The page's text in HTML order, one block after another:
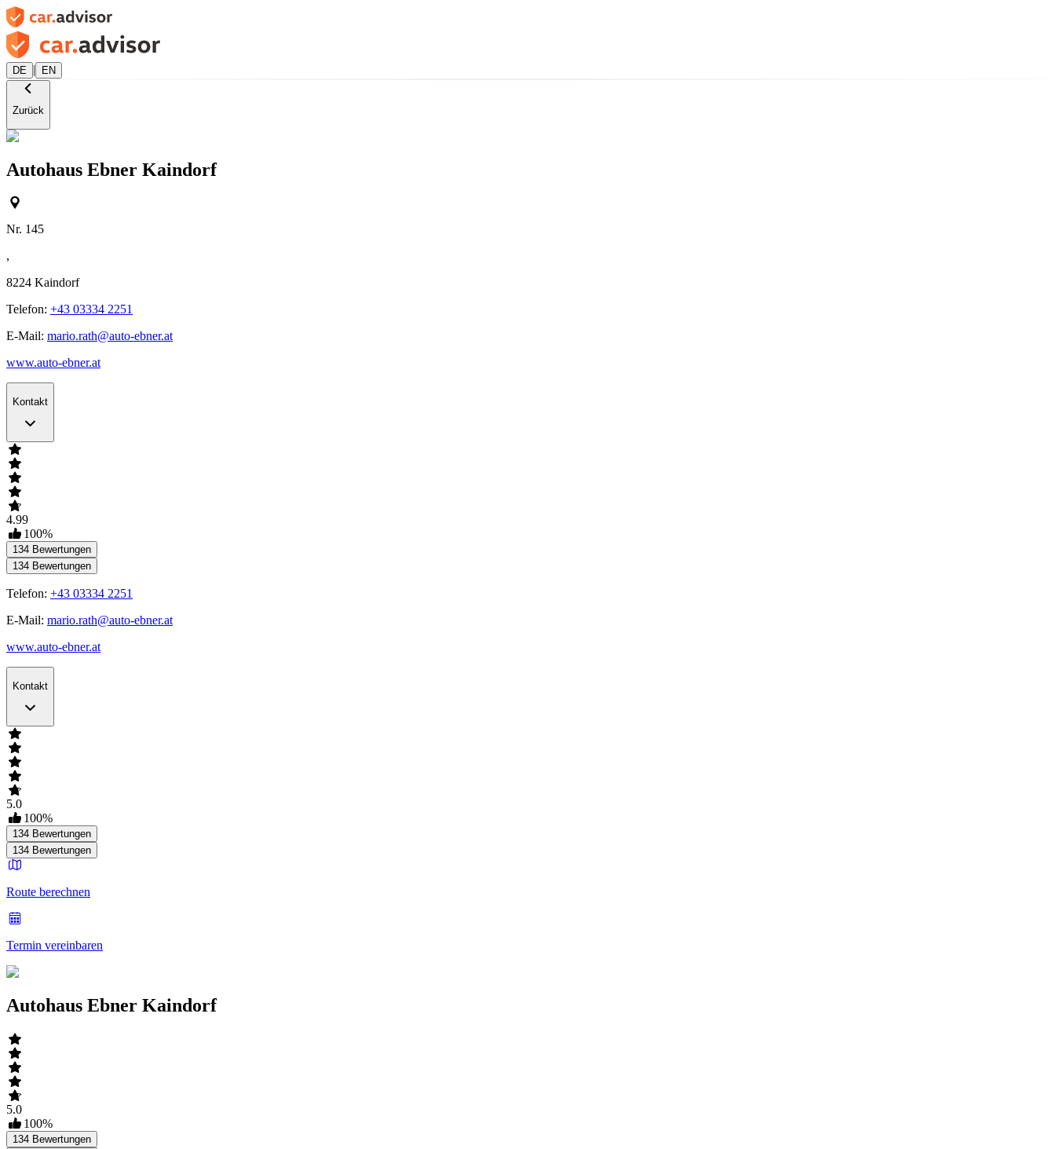
DE | EN
Zurück
Autohaus Ebner Kaindorf
Nr. 145
,
8224 Kaindorf
Telefon: +43 03334 2251
E-Mail: mario.rath@auto-ebner.at
www.auto-ebner.at
Kontakt
4.99
100%
134 Bewertungen
134 Bewertungen
Telefon: +43 03334 2251
E-Mail: mario.rath@auto-ebner.at
www.auto-ebner.at
Kontakt
5.0
100%
134 Bewertungen
134 Bewertungen
Route berechnen
Termin vereinbaren
Autohaus Ebner Kaindorf
5.0
100%
134 Bewertungen